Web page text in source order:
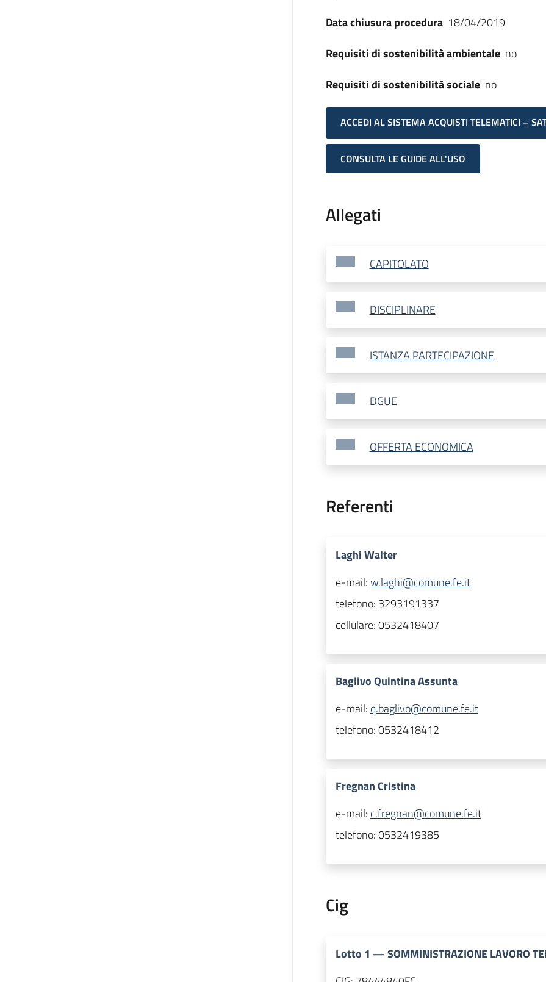
Data chiusura procedura 18/04/2019
Requisiti di sostenibilità ambientale no
Requisiti di sostenibilità sociale no
ACCEDI AL SISTEMA ACQUISTI TELEMATICI –
CONSULTA LE GUIDE ALL'USO
Allegati
CAPITOLATO
DISCIPLINARE
ISTANZA PARTECIPAZIONE
DGUE
OFFERTA ECONOMICA
Referenti
Laghi Walter
e-mail:w.laghi@comune.fe.it
telefono: 3293191337
cellulare:0532418407
Baglivo Quintina Assunta
e-mail: q.baglivo@comune.fe.it
telefono:0532418412
Fregnan Cristina
e-mail: c.fregnan@comune.fe.it
telefono:0532419385
Cig
Lotto 1 —SOMMINISTRAZIONE LAVORO